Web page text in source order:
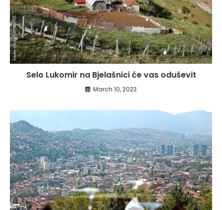
Selo Lukomir na Bjelašnici će vas oduševit
March 10, 2023